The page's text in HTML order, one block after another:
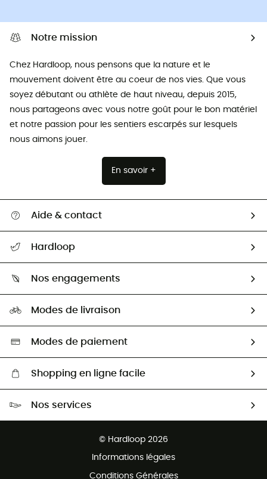
Notre mission
Chez Hardloop, nous pensons que la nature et le
mouvement doivent être au coeur de nos vies. Que vous
soyez débutant ou athlète de haut niveau, depuis 2015,
nous partageons avec vous notre goût pour le bon matériel
et notre passion pour les sentiers escarpés sur lesquels
nous aimons jouer.
En savoir +
Aide & contact
Retour & remboursement
Guide des tailles
Seconde Main
Aide & Contact
Hardloop
HardGuides
Nos engagements
Sélection éco-responsable
Modes de livraison
Modes de paiement
Shopping en ligne facile
Nos services
© Hardloop 2026
Informations légales
Conditions Générales